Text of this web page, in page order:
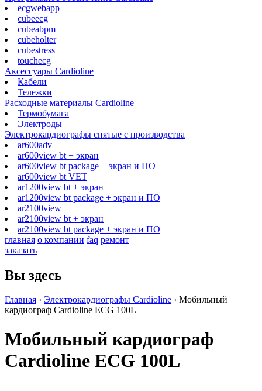
ecgwebapp
cubeecg
cubeabpm
cubeholter
cubestress
touchecg
Аксессуары Cardioline
Кабели
Тележки
Расходные материалы Cardioline
Термобумага
Электроды
Электрокардиографы снятые с производства
ar600adv
ar600view bt + экран
ar600view bt package + экран и ПО
ar600view bt VET
ar1200view bt + экран
ar1200view bt package + экран и ПО
ar2100view
ar2100view bt + экран
ar2100view bt package + экран и ПО
главная о компании faq ремонт
заказать
Вы здесь
Главная › Электрокардиографы Cardioline › Мобильный
кардиограф Cardioline ECG 100L
Мобильный кардиограф
Cardioline ECG 100L